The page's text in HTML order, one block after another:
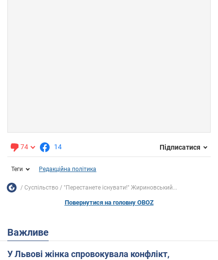
74 14 Підписатися
Теги Редакційна політика
Суспільство "Перестанете існувати!" Жириновський...
Повернутися на головну OBOZ
Важливе
У Львові жінка спровокувала конфлікт,